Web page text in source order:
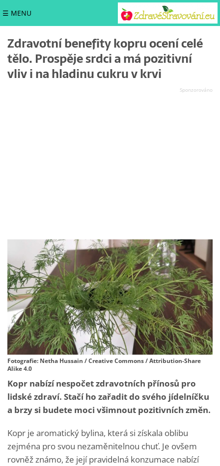
☰ MENU
Zdravotní benefity kopru ocení celé
tělo. Prospěje srdci a má pozitivní
vliv i na hladinu cukru v krvi
Fotografie: Netha Hussain / Creative Commons / Attribution-Share
Alike 4.0
Kopr nabízí nespočet zdravotních přínosů pro
lidské zdraví. Stačí ho zařadit do svého jídelníčku
a brzy si budete moci všimnout pozitivních změn.
Kopr je aromatický bylina, která si získala oblibu
zejména pro svou nezaměnitelnou chuť. Je ovšem
rovněž známo, že její pravidelná konzumace nabízí